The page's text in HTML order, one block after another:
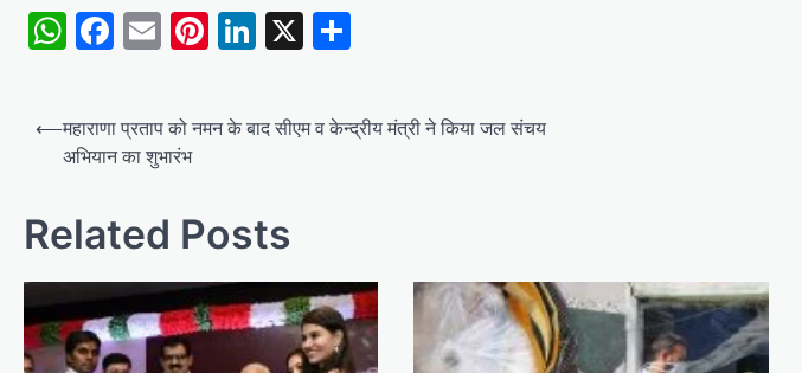
WhatsApp
Facebook
EmailPinterest
LinkedIn
X
Post
navigation
⟵महाराणा प्रताप को नमन के बाद सीएम व केन्द्रीय मंत्री ने किया जल संचय
अभियान का शुभारंभ
Related Posts